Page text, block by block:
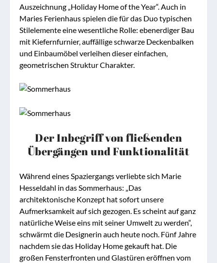
Auszeichnung „Holiday Home of the Year“. Auch in
Maries Ferienhaus spielen die für das Duo typischen
Stilelemente eine wesentliche Rolle: ebenerdiger Bau
mit Kiefernfurnier, auffällige schwarze Deckenbalken
und Einbaumöbel verleihen dieser einfachen,
geometrischen Struktur Charakter.
Der Inbegriff von fließenden
Übergängen und Funktionalität
Während eines Spaziergangs verliebte sich Marie
Hesseldahl in das Sommerhaus: „Das
architektonische Konzept hat sofort unsere
Aufmerksamkeit auf sich gezogen. Es scheint auf ganz
natürliche Weise eins mit seiner Umwelt zu werden“,
schwärmt die Designerin auch heute noch. Fünf Jahre
nachdem sie das Holiday Home gekauft hat. Die
großen Fensterfronten und Glastüren eröffnen vom